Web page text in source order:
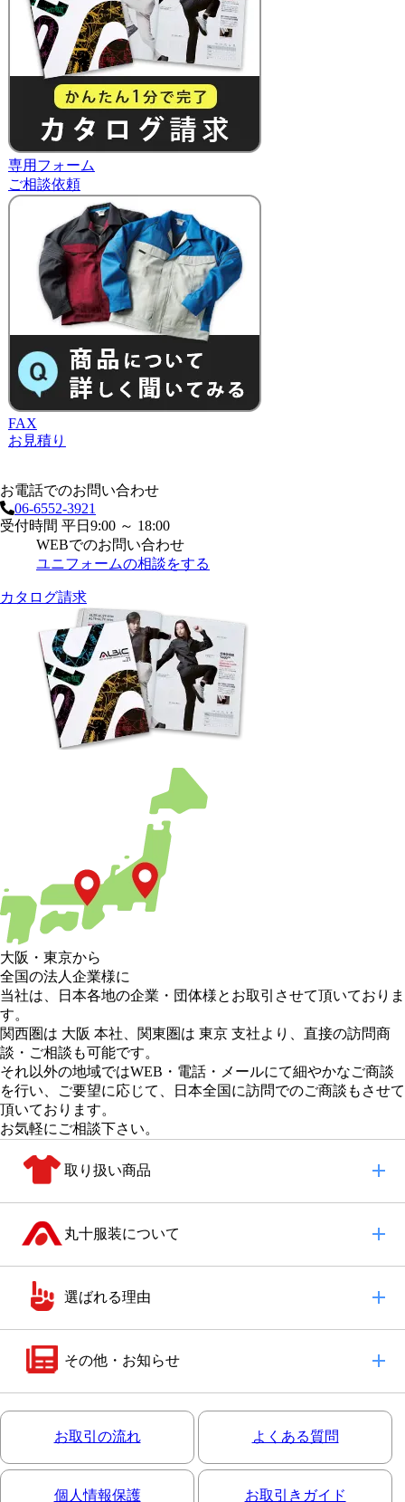
専用フォーム
ご相談依頼
FAX
お見積り
お電話でのお問い合わせ
06-6552-3921
受付時間 平日9:00 ～ 18:00
WEBでのお問い合わせ
ユニフォームの相談をする
カタログ請求
大阪 ・ 東京から
全国の法人企業様に
当社は、日本各地の企業・団体様とお取引させて頂いておりま
す。
関西圏は 大阪 本社
関東圏は 東京 支社より、直接の訪問商
談・ご相談も可能です。
それ以外の地域ではWEB・電話・メールにて細やかなご商談
を行い、
ご要望に応じて、日本全国に訪問でのご商談もさせて
頂いております。
お気軽にご相談下さい。
取り扱い商品
丸十服装について
選ばれる理由
その他・お知らせ
お取引の流れ よくある質問
個人情報保護 お取引きガイド